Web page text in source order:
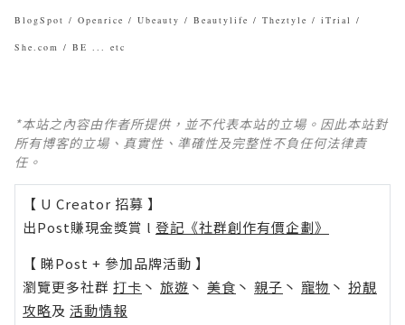
BlogSpot / Openrice / Ubeauty / Beautylife / Theztyle / iTrial /
She.com / BE ... etc
*本站之內容由作者所提供，並不代表本站的立場。因此本站對
所有博客的立場、真實性、準確性及完整性不負任何法律責
任。
【 U Creator 招募 】
出Post賺現金獎賞 l 登記《社群創作有價企劃》
【 睇Post + 參加品牌活動 】
瀏覽更多社群 打卡 丶 旅遊 丶 美食 丶 親子 丶 寵物 丶 扮靚
攻略及 活動情報